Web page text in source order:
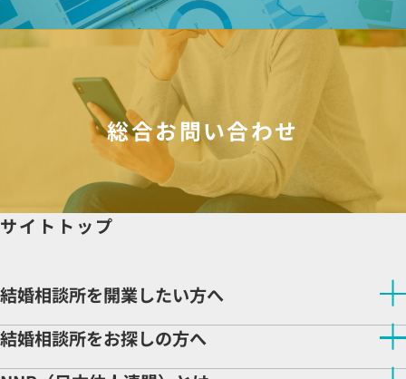
総合お問い合わせ
サイトトップ
結婚相談所を開業したい方へ
結婚相談所を開業したい方へトップ
開業サポート
結婚相談所をお探しの方へ